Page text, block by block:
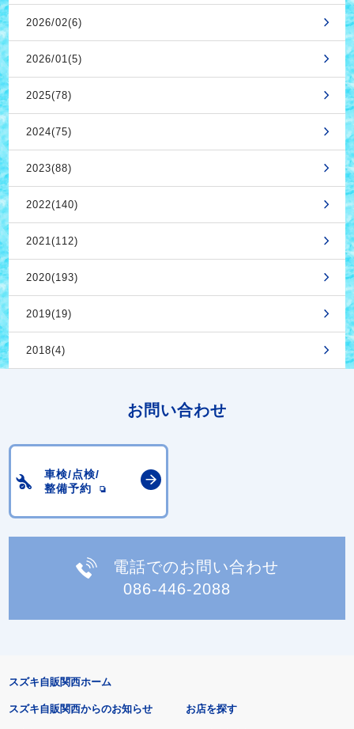
2026/02(6)
2026/01(5)
2025(78)
2024(75)
2023(88)
2022(140)
2021(112)
2020(193)
2019(19)
2018(4)
お問い合わせ
車検/点検/
整備予約
電話でのお問い合わせ
086-446-2088
スズキ自販関西ホーム
スズキ自販関西からのお知らせ お店を探す